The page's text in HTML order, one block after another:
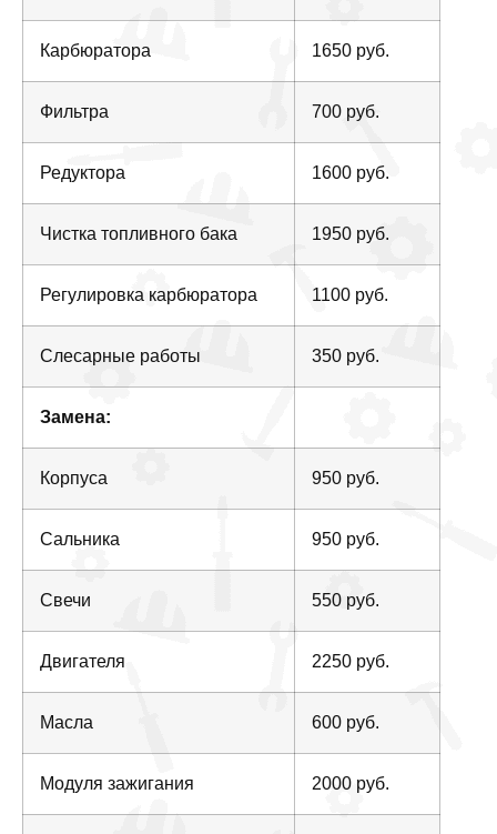
Карбюратора 1650 руб.
Фильтра 700 руб.
Редуктора 1600 руб.
Чистка топливного бака 1950 руб.
Регулировка карбюратора 1100 руб.
Слесарные работы 350 руб.
Замена:
Корпуса 950 руб.
Сальника 950 руб.
Свечи 550 руб.
Двигателя 2250 руб.
Масла 600 руб.
Модуля зажигания 2000 руб.